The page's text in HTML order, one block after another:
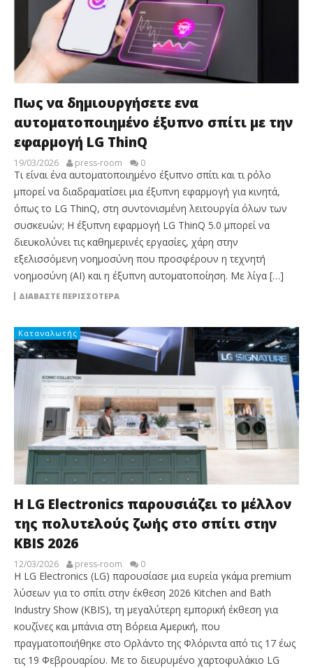
Πως να δημιουργήσετε ενα
αυτοματοποιημένο έξυπνο σπίτι με την
εφαρμογή LG ThinQ
19/03/2026 press-room 0
Τι είναι ένα αυτοματοποιημένο έξυπνο σπίτι και τι ρόλο
μπορεί να διαδραματίσει μια έξυπνη εφαρμογή για κινητά,
όπως το LG ThinQ, στη συντονισμένη λειτουργία όλων των
συσκευών; Η έξυπνη εφαρμογή LG ThinQ 5.0 μπορεί να
διευκολύνει τις καθημερινές εργασίες, χάρη στην
εξελισσόμενη νοημοσύνη που προσφέρουν η τεχνητή
νοημοσύνη (AI) και η έξυπνη αυτοματοποίηση. Με λίγα […]
ΔΙΑΒΆΣΤΕ ΠΕΡΙΣΣΌΤΕΡΑ
Καταναλωτής
Η LG Electronics παρουσιάζει το μέλλον
της πολυτελούς ζωής στο σπίτι στην
KBIS 2026
12/03/2026 press-room 0
Η LG Electronics (LG) παρουσίασε μια ευρεία γκάμα premium
λύσεων για το σπίτι στην έκθεση 2026 Kitchen and Bath
Industry Show (KBIS), τη μεγαλύτερη εμπορική έκθεση για
κουζίνες και μπάνια στη Βόρεια Αμερική, που
πραγματοποιήθηκε στο Ορλάντο της Φλόριντα από τις 17 έως
τις 19 Φεβρουαρίου. Με το διευρυμένο χαρτοφυλάκιο LG